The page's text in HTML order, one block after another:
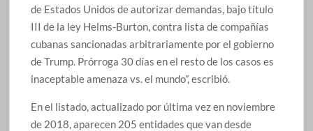
de Estados Unidos de autorizar demandas, bajo título
III de la ley Helms-Burton, contra lista de compañías
cubanas sancionadas arbitrariamente por el gobierno
de Trump. Prórroga 30 días en el resto de los casos es
inaceptable amenaza vs. el mundo”, escribió.
En el listado, actualizado por última vez en noviembre
de 2018, aparecen 205 entidades que van desde